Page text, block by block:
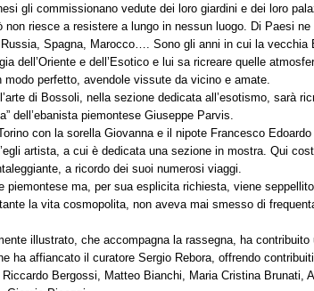
gli commissionano vedute dei loro giardini e dei loro
non riesce a resistere a lungo in nessun luogo. Di Paesi ne
Russia, Spagna, Marocco…. Sono gli anni in cui la vecchia
dell’Oriente e dell’Esotico e lui sa ricreare quelle
modo perfetto, avendole vissute da vicino e amate.
di Bossoli, nella sezione dedicata all’esotismo, sarà
dell’ebanista piemontese Giuseppe Parvis.
con la sorella Giovanna e il nipote Francesco
artista, a cui è dedicata una sezione in mostra. Qui
a ricordo dei suoi numerosi viaggi.
piemontese ma, per sua esplicita richiesta, viene
la vita cosmopolita, non aveva mai smesso di
illustrato, che accompagna la rassegna, ha contribuito
ha affiancato il curatore Sergio Rebora, offrendo
Riccardo Bergossi, Matteo Bianchi, Maria Cristina Brunati,